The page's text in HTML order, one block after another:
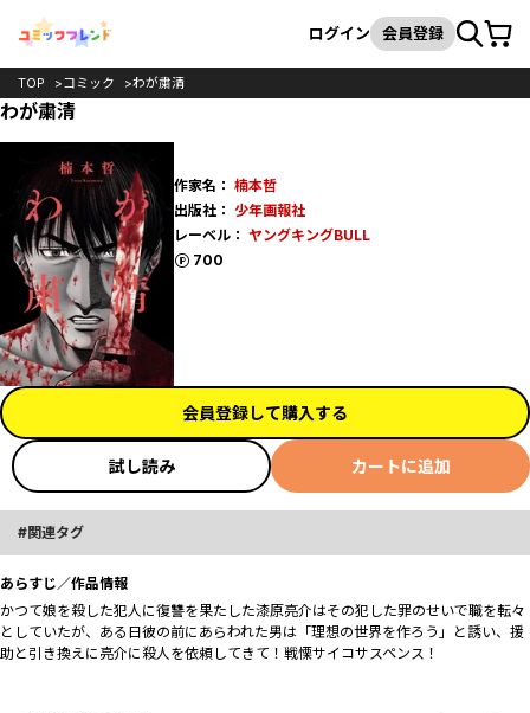
検索
ログイン 会員登録カート
TOP コミック わが粛清
わが粛清
作家名： 楠本哲
出版社： 少年画報社
レーベル： ヤングキングBULL
700
ポイント
会員登録して購入する
試し読み カートに追加
関連タグ
あらすじ／作品情報
かつて娘を殺した犯人に復讐を果たした漆原亮介はその犯した罪のせいで職を転々
としていたが、ある日彼の前にあらわれた男は「理想の世界を作ろう」と誘い、援
助と引き換えに亮介に殺人を依頼してきて！戦慄サイコサスペンス！